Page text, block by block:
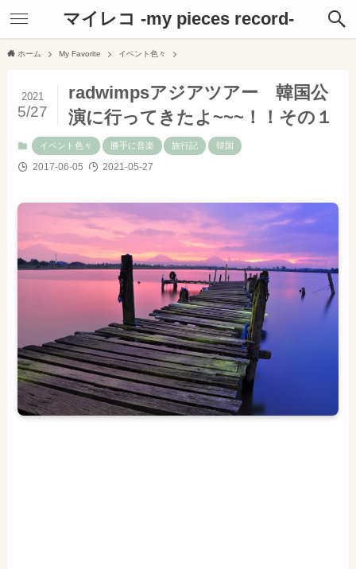
マイレコ -my pieces record-
ホーム My Favorite イベント色々
radwimpsアジアツアー 韓国公
演に行ってきたよ~~~！！その１
2021
5/27
イベント色々 勝手に音楽 旅行記 韓国
2017-06-05 2021-05-27